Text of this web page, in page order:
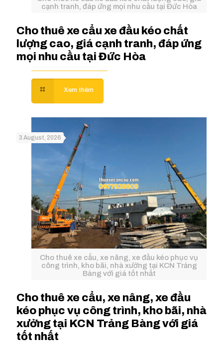
cạnh tranh, đáp ứng mọi nhu cầu tại Đức Hòa
Cho thuê xe cẩu xe đầu kéo chất
lượng cao, giá cạnh tranh, đáp ứng
mọi nhu cầu tại Đức Hòa
Cho thuê xe cẩu, xe nâng, xe đầu kéo phục vụ
công trình, kho bãi, nhà xưởng tại KCN Trảng
Bàng với giá tốt nhất
3 August, 2026
Cho thuê xe cẩu, xe nâng, xe đầu
kéo phục vụ công trình, kho bãi, nhà
xưởng tại KCN Trảng Bàng với giá
tốt nhất